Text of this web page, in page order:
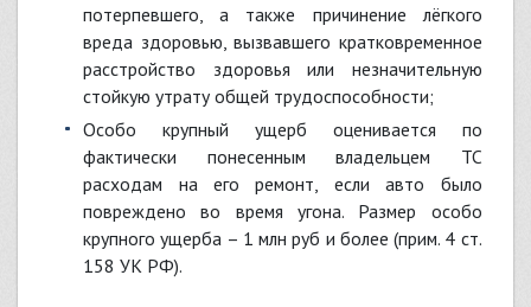
потерпевшего, а также причинение лёгкого
вреда здоровью, вызвавшего кратковременное
расстройство здоровья или незначительную
стойкую утрату общей трудоспособности;
особо крупный ущерб оценивается по
фактически понесенным владельцем ТС
расходам на его ремонт, если авто было
повреждено во время угона. Размер особо
крупного ущерба – 1 млн руб и более (прим. 4 ст.
158 УК РФ).